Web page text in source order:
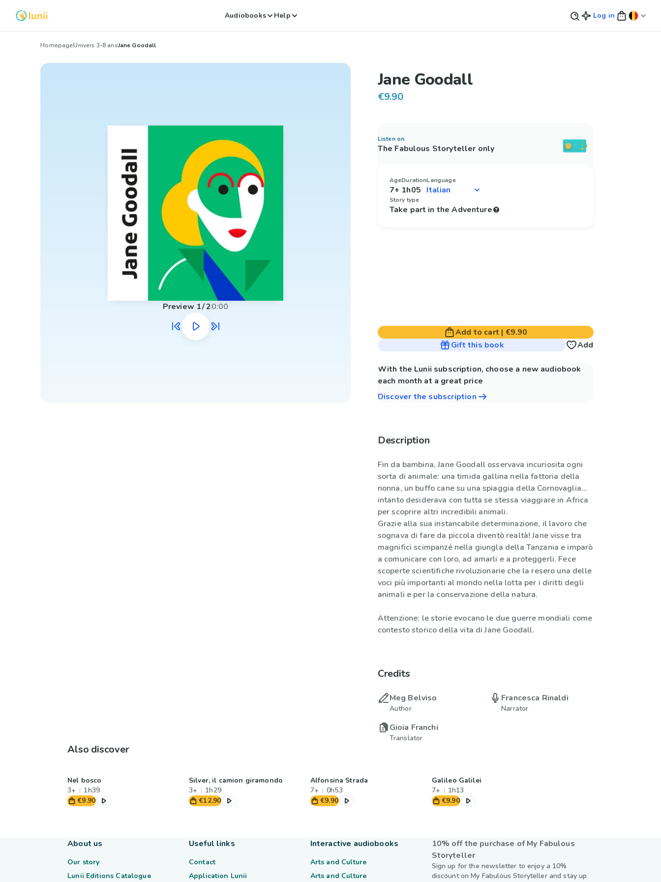
Audiobooks Help Log in
HomepageUnivers 3-8 ansJane Goodall
Preview 1/20:00
Jane Goodall
€9.90
Listen on
The Fabulous Storyteller only
Age
7+
Duration
1h05
Language
Story type
Take part in the Adventure
Add to cart | €9.90
Gift this book
Add
With the Lunii subscription, choose a new audiobook
each month at a great price
Discover the subscription
Description
Fin da bambina, Jane Goodall osservava incuriosita ogni
sorta di animale: una timida gallina nella fattoria della
nonna, un buffo cane su una spiaggia della Cornovaglia…
intanto desiderava con tutta se stessa viaggiare in Africa
per scoprire altri incredibili animali.
Grazie alla sua instancabile determinazione, il lavoro che
sognava di fare da piccola diventò realtà! Jane visse tra
magnifici scimpanzé nella giungla della Tanzania e imparò
a comunicare con loro, ad amarli e a proteggerli. Fece
scoperte scientifiche rivoluzionarie che la resero una delle
voci più importanti al mondo nella lotta per i diritti degli
animali e per la conservazione della natura.
Attenzione: le storie evocano le due guerre mondiali come
contesto storico della vita di Jane Goodall.
Credits
Meg Belviso
Author
Francesca Rinaldi
Narrator
Gioia Franchi
Translator
Also discover
Nel bosco
3+
1h39
€9.90
Silver, il camion giramondo
3+
1h29
€12.90
Alfonsina Strada
7+
0h53
€9.90
Galileo Galilei
7+
1h13
€9.90
10% off the purchase of My Fabulous
Storyteller
Sign up for the newsletter to enjoy a 10%
discount on My Fabulous Storyteller and stay up
About us
Our story
Lunii Editions Catalogue
Useful links
Contact
Application Lunii
Interactive audiobooks
Arts and Culture
Arts and Culture